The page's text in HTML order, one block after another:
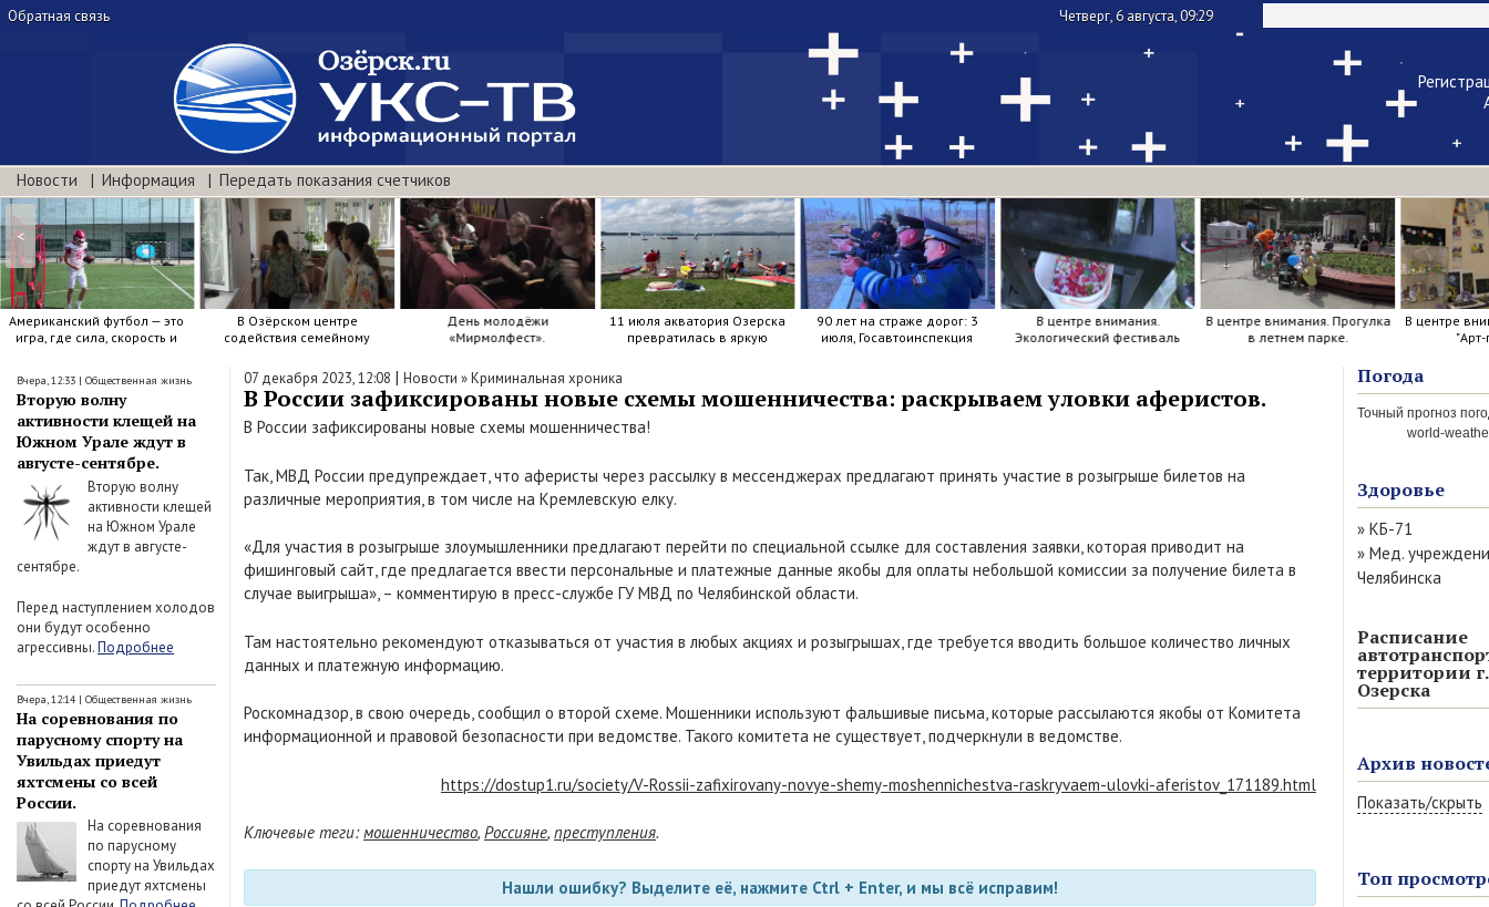
Обратная связь Четверг, 6 августа, 09:29
Чужой
Напомнить
Новости Информация Передать показания счетчиков
Американский футбол — это
игра, где сила, скорость и
В Озёрском центре
содействия семейному
День молодёжи
«Мирмолфест».
11 июля акватория Озерска
превратилась в яркую
90 лет на страже дорог: 3
июля, Госавтоинспекция
В центре внимания.
Экологический фестиваль
В центре внимания. Прогулка
в летнем парке.
В центре
<
Вчера, 12:33 | Общественная жизнь
Вторую волну
активности клещей на
Южном Урале ждут в
августе-сентябре.
Вторую волну
активности клещей
на Южном Урале
ждут в августе-
сентябре.
Перед наступлением холодов
они будут особенно
агрессивны.Подробнее
Вчера, 12:14 | Общественная жизнь
На соревнования по
парусному спорту на
Увильдах приедут
яхтсмены со всей
России.
На соревнования
по парусному
спорту на Увильдах
приедут яхтсмены
07 декабря 2023, 12:08 | Новости »Криминальная хроника
В России зафиксированы новые схемы мошенничества: раскрываем уловки аферистов.
В России зафиксированы новые схемы мошенничества!
Так, МВД России предупреждает, что аферисты через рассылку в мессенджерах предлагают принять участие в розыгрыше билетов на
различные мероприятия, в том числе на Кремлевскую елку.
«Для участия в розыгрыше злоумышленники предлагают перейти по специальной ссылке для составления заявки, которая приводит на
фишинговый сайт, где предлагается ввести персональные и платежные данные якобы для оплаты небольшой комиссии за получение билета в
случае выигрыша», – комментирую в пресс-службе ГУ МВД по Челябинской области.
Там настоятельно рекомендуют отказываться от участия в любых акциях и розыгрышах, где требуется вводить большое количество личных
данных и платежную информацию.
Роскомнадзор, в свою очередь, сообщил о второй схеме. Мошенники используют фальшивые письма, которые рассылаются якобы от Комитета
информационной и правовой безопасности при ведомстве. Такого комитета не существует, подчеркнули в ведомстве.
https://dostup1.ru/society/V-Rossii-zafixirovany-novye-shemy-moshennichestva-raskryvaem-ulovki-aferistov_171189.html
Ключевые теги:мошенничество, Россияне, преступления.
Нашли ошибку? Выделите её, нажмите Ctrl + Enter, и мы всё исправим!
Погода
world-
Здоровье
» КБ-71
» Мед.
Челябинска
Расписание
территории г.
Озерска
Архив
Показать/скрыть
Июль 2026 (77)
Июнь 2026 (52)
Топ